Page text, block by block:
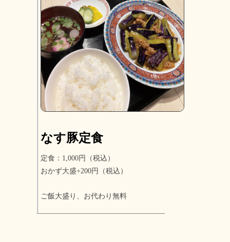
なす豚定食
定食：1,000円（税込）
おかず大盛+200円（税込）
ご飯大盛り、お代わり無料